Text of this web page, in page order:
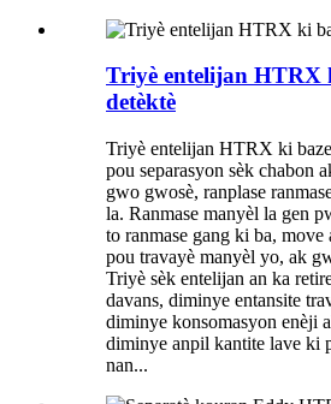
Triyè entelijan HTRX
detèktè
Triyè entelijan HTRX ki
pou separasyon sèk chabon
gwo gwosè, ranplase
la. Ranmase manyèl la gen
to ranmase gang ki ba,
pou travayè manyèl yo, ak
Triyè sèk entelijan an ka
davans, diminye entansite
diminye konsomasyon enèji
diminye anpil kantite lave ki
nan...